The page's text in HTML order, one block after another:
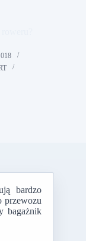
bardzo
przewozu
bagażnik